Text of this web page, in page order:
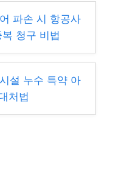
파손 시 항공사
청구 비법
설 누수 특약 아
처법